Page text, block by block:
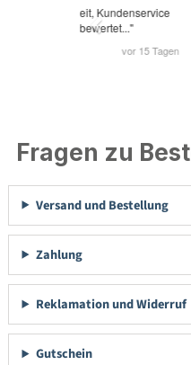
Fragen zu
Versand und Bestellung
Zahlung
Reklamation und Widerruf
Gutschein